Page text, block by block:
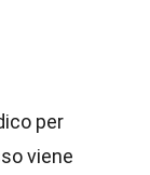
per
viene